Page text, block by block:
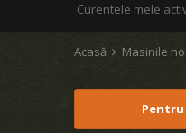
Curentele mele
Acasă Masinile
Pentru